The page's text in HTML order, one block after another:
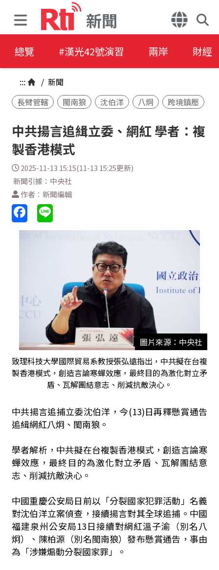
新聞
總覽 #漢光42號演習 兩岸 財經
::: / 新聞
長臂管轄
閩南狼 沈伯洋 八炯 跨境鎮壓
中共揚言追緝立委、網紅 學者：複
製香港模式
2025-11-13 15:15(11-13 15:25更新)
新聞引據：中央社
作者：新聞編輯
圖片來源：中央社
致理科技大學國際貿易系教授張弘遠指出，中共擬在台複
製香港模式，創造言論寒蟬效應，最終目的為激化對立矛
盾、瓦解團結意志、削減抗敵決心。
中共揚言追捕立委沈伯洋，今(13)日再釋懸賞通告
追緝網紅八炯、閩南狼。
學者解析，中共擬在台複製香港模式，創造言論寒
蟬效應，最終目的為激化對立矛盾、瓦解團結意
志、削減抗敵決心。
中國重慶公安局日前以「分裂國家犯罪活動」名義
對沈伯洋立案偵查，接續揚言對其全球追捕。中國
福建泉州公安局13日接續對網紅溫子渝（別名八
炯）、陳柏源（別名閩南狼）發布懸賞通告，事由
為「涉嫌煽動分裂國家罪」。